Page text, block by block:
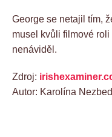
George se netajil tím,
musel kvůli filmové
nenáviděl.
Zdroj:
Autor: Karolína